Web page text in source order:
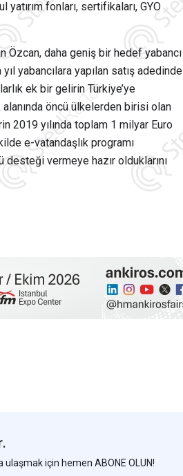
fonları, sertifikaları, GYO
Özcan, daha geniş bir hedef yabancı
yabancılara yapılan satış adedinde
ek bir gelirin Türkiye’ye
öncü ülkelerden birisi olan
2019 yılında toplam 1 milyar Euro
e-vatandaşlık programı
vermeye hazır olduklarını
için hemen ABONE OLUN!